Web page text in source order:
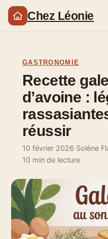
Chez Léonie
GASTRONOMIE
Recette
d’avoine :
réussir
10 février 2026·Solène
10 min de lecture